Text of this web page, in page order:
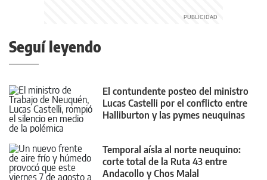
Seguí leyendo
El contundente posteo del ministro
Lucas Castelli por el conflicto entre
Halliburton y las pymes neuquinas
Temporal aísla al norte neuquino:
corte total de la Ruta 43 entre
Andacollo y Chos Malal